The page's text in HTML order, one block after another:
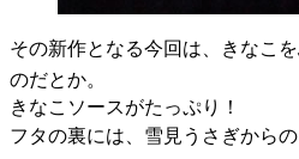
その新作となる今回は、きなこ
のだとか。
きなこソースがたっぷり！
フタの裏には、雪見うさぎからの